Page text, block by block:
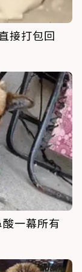
接打包回
一幕所有